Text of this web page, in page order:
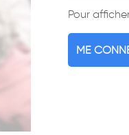
Pour
ME